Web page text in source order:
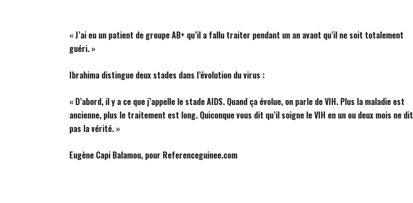
« J’ai eu un patient de groupe AB+ qu’il a fallu traiter pendant un an avant qu’il ne soit totalement
guéri. »
Ibrahima distingue deux stades dans l’évolution du virus :
« D’abord, il y a ce que j’appelle le stade AIDS. Quand ça évolue, on parle de VIH. Plus la maladie est
ancienne, plus le traitement est long. Quiconque vous dit qu’il soigne le VIH en un ou deux mois ne dit
pas la vérité. »
Eugène Capi Balamou, pour Referenceguinee.com